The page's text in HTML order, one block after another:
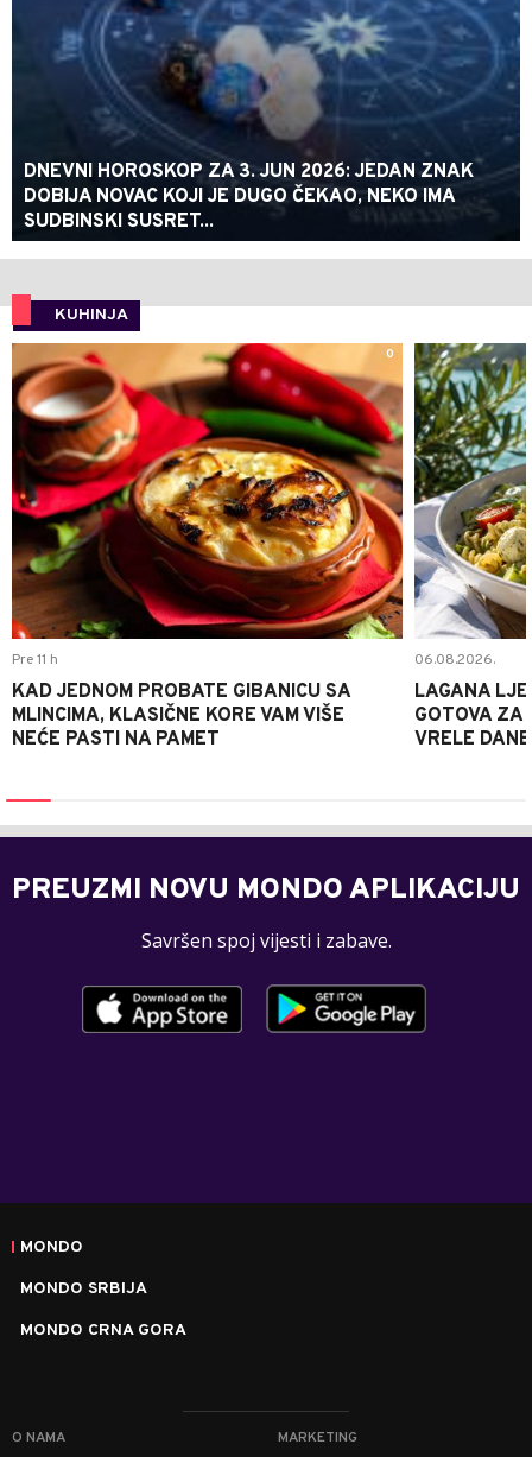
DNEVNI HOROSKOP ZA 3. JUN 2026: JEDAN ZNAK
DOBIJA NOVAC KOJI JE DUGO ČEKAO, NEKO IMA
SUDBINSKI SUSRET...
KUHINJA
0
Pre 11 h
KAD JEDNOM PROBATE GIBANICU SA
MLINCIMA, KLASIČNE KORE VAM VIŠE
NEĆE PASTI NA PAMET
06.08.2026.
LAGANA
GOTOVA ZA
VRELE DANE
PREUZMI NOVU MONDO APLIKACIJU
Savršen spoj vijesti i zabave.
MONDO
MONDO SRBIJA
MONDO CRNA GORA
O NAMA MARKETING